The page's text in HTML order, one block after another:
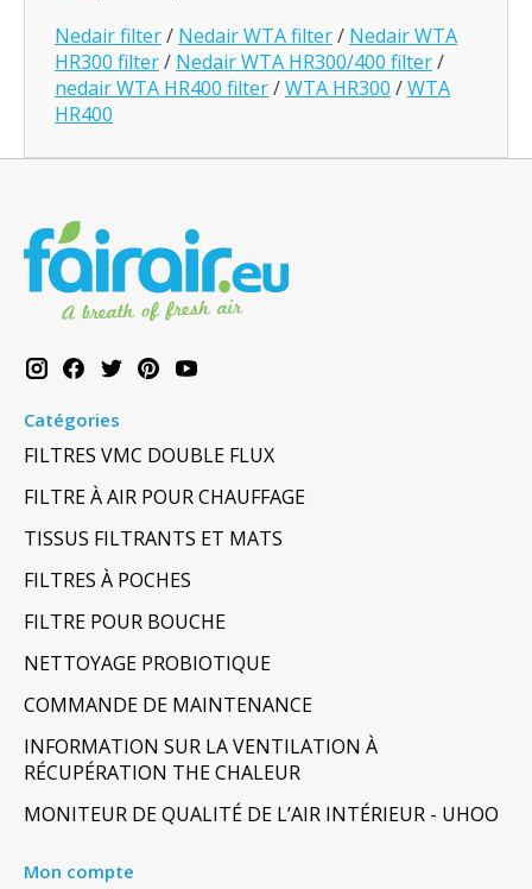
Nedair filter/ Nedair WTA filter/ Nedair WTA
HR300 filter/ Nedair WTA HR300/400 filter/
nedair WTA HR400 filter/WTA HR300 /WTA
HR400
Catégories
FILTRES VMC DOUBLE FLUX
FILTRE À AIR POUR CHAUFFAGE
TISSUS FILTRANTS ET MATS
FILTRES À POCHES
FILTRE POUR BOUCHE
NETTOYAGE PROBIOTIQUE
COMMANDE DE MAINTENANCE
INFORMATION SUR LA VENTILATION À
RÉCUPÉRATION THE CHALEUR
MONITEUR DE QUALITÉ DE L’AIR INTÉRIEUR - UHOO
Mon compte